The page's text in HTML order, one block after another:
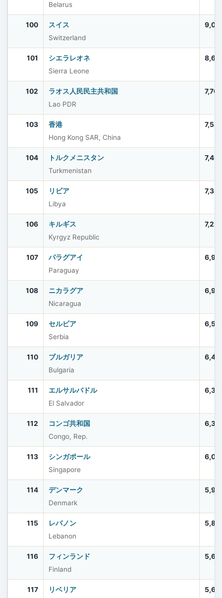
Belarus
100
スイス
Switzerland
101
シエラレオネ
Sierra Leone
102
ラオス人民民主共和国
Lao PDR
103
香港
Hong Kong SAR, China
104
トルクメニスタン
Turkmenistan
105
リビア
Libya
106
キルギス
Kyrgyz Republic
107
パラグアイ
Paraguay
108
ニカラグア
Nicaragua
109
セルビア
Serbia
110
ブルガリア
Bulgaria
111
エルサルバドル
El Salvador
112
コンゴ共和国
Congo, Rep.
113
シンガポール
Singapore
114
デンマーク
Denmark
115
レバノン
Lebanon
116
フィンランド
Finland
117
リベリア